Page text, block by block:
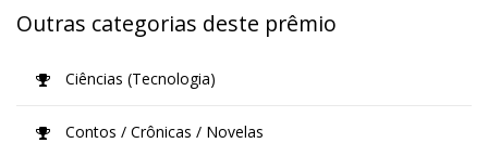
Outras categorias deste prêmio
Ciências (Tecnologia)
Contos / Crônicas / Novelas